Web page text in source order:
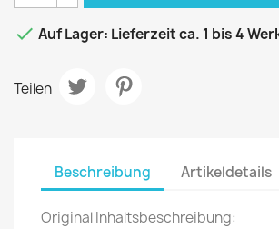
 Auf Lager: Lieferzeit ca. 1 bis 4
Teilen
Beschreibung Artikeldetails
Original Inhaltsbeschreibung: